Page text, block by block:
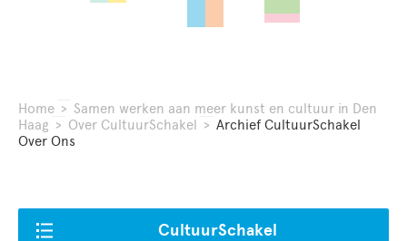
Home > Samen werken aan meer kunst en cultuur in Den
Haag > Over CultuurSchakel > Archief CultuurSchakel
Over Ons
CultuurSchakel